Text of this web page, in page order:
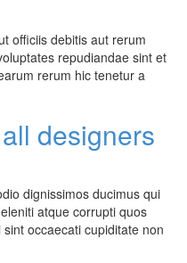
officiis debitis aut rerum
repudiandae sint et
rerum hic tenetur a
designers
dignissimos ducimus qui
atque corrupti quos
occaecati cupiditate non